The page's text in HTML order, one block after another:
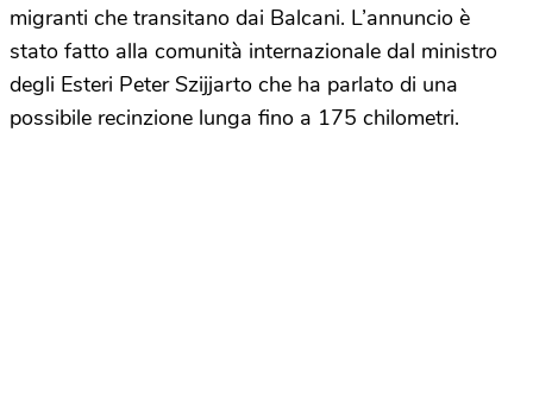
migranti che transitano dai Balcani. L’annuncio è
stato fatto alla comunità internazionale dal ministro
degli Esteri Peter Szijjarto che ha parlato di una
possibile recinzione lunga fino a 175 chilometri.